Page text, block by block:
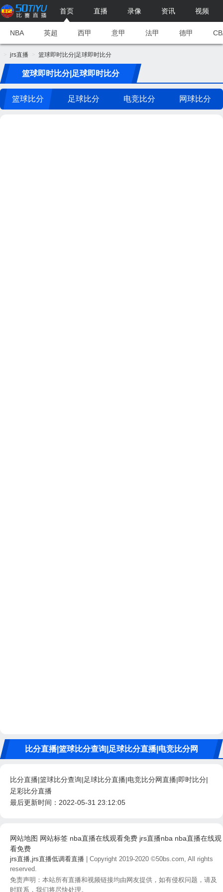
首页 直播 录像 资讯 视频
NBA 英超 西甲 意甲 法甲 德甲
jrs直播 篮球即时比分|足球即时比分
篮球即时比分|足球即时比分
篮球比分 足球比分 电竞比分 网球比分
比分直播|篮球比分查询|足球比分直播|电竞比分网
比分直播|篮球比分查询|足球比分直播|电竞比分网直播|即时比分|
足彩比分直播
最后更新时间：2022-05-31 23:12:05
网站地图 网站标签 nba直播在线观看免费 jrs直播nba nba直播在线观
看免费
jrs直播,jrs直播低调看直播 | Copyright 2019-2020 ©50bs.com, All rights
reserved.
免责声明：本站所有直播和视频链接均由网友提供，如有侵权问题，请及
时联系，我们将尽快处理。